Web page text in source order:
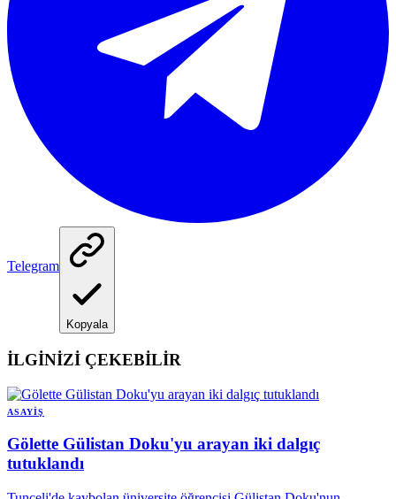
Telegram
Kopyala
İLGİNİZİ ÇEKEBİLİR
ASAYIŞ
Gölette Gülistan Doku'yu arayan iki dalgıç
tutuklandı